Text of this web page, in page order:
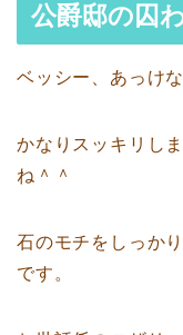
公爵邸の囚
ベッシー、あっけ
かなりスッキリし
ね＾＾
石のモチをしっか
です。